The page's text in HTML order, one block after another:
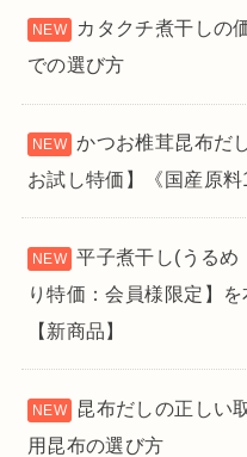
カタクチ煮干しの
での選び方
かつお椎茸昆布だ
お試し特価】《国産原
平子煮干し(うるめ
り特価：会員様限定】
【新商品】
昆布だしの正しい
用昆布の選び方